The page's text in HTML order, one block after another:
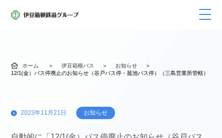
ホーム 伊豆箱根バス
お知らせ
12/1(金）バス停廃止のお知らせ（谷戸バス停・菰池バス停）（三島営業所管轄）
2023年11月21日 お知らせ